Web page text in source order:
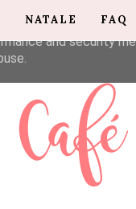
NATALE FAQ
its services and
and security